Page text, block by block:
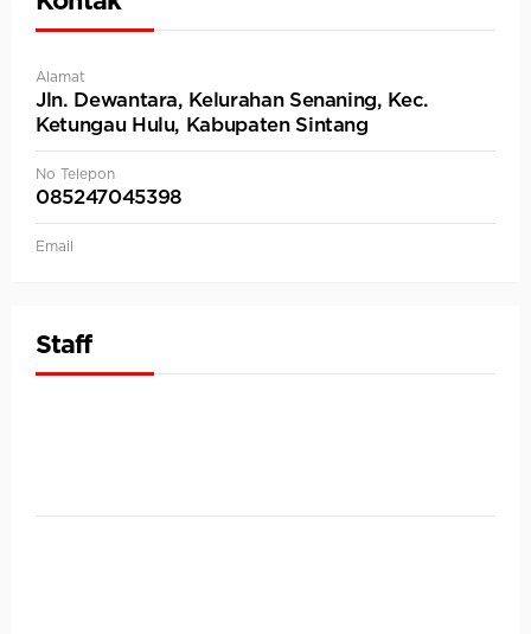
Alamat
Jln. Dewantara, Kelurahan Senaning, Kec.
Ketungau Hulu, Kabupaten Sintang
No Telepon
085247045398
Email
Staff